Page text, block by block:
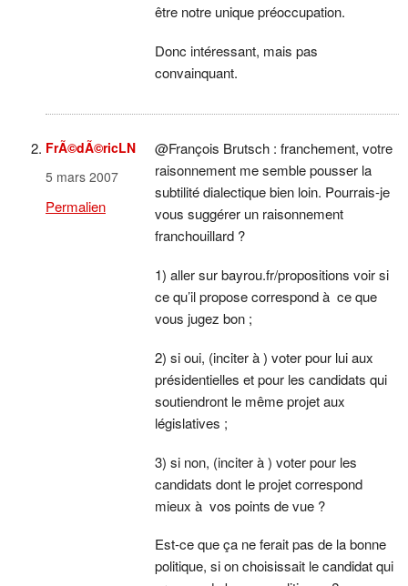
être notre unique préoccupation.
Donc intéressant, mais pas
convainquant.
FrÃ©dÃ©ricLN
5 mars 2007
Permalien
@François Brutsch : franchement, votre
raisonnement me semble pousser la
subtilité dialectique bien loin. Pourrais-je
vous suggérer un raisonnement
franchouillard ?
1) aller sur bayrou.fr/propositions voir si
ce qu’il propose correspond à ce que
vous jugez bon ;
2) si oui, (inciter à ) voter pour lui aux
présidentielles et pour les candidats qui
soutiendront le même projet aux
législatives ;
3) si non, (inciter à ) voter pour les
candidats dont le projet correspond
mieux à vos points de vue ?
Est-ce que ça ne ferait pas de la bonne
politique, si on choisissait le candidat qui